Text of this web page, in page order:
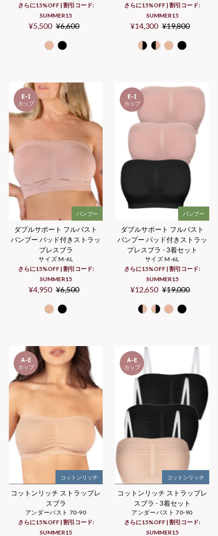
さらに15%OFF | 割引コード:
SUMMER15
Sale
¥5,500 Regular
¥6,600
さらに15%OFF | 割引コード:
SUMMER15
Sale
¥14,300 Regular
¥19,800
E-I
カップ
バンブー
ダブルサポート フルバスト
バンブー パッド付きストラッ
プレスブラ
サイズ M-6L
さらに15%OFF | 割引コード:
SUMMER15
Sale
¥4,950 Regular
¥6,500
E-I
カップ
バンブー
ダブルサポート フルバスト
バンブー パッド付きストラッ
プレスブラ - 3着セット
サイズ M-6L
さらに15%OFF | 割引コード:
SUMMER15
Sale
¥12,650 Regular
¥19,000
A-E
カップ
コットンリッチ
コットンリッチ ストラップレ
スブラ
アンダーバスト 70-90
さらに15%OFF | 割引コード:
SUMMER15
A-E
カップ
コットンリッチ
コットンリッチ ストラップレ
スブラ - 3着セット
アンダーバスト 70-90
さらに15%OFF | 割引コード:
SUMMER15